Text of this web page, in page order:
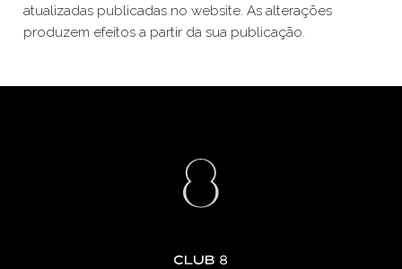
atualizadas publicadas no website. As alterações
produzem efeitos a partir da sua publicação.
Club 8